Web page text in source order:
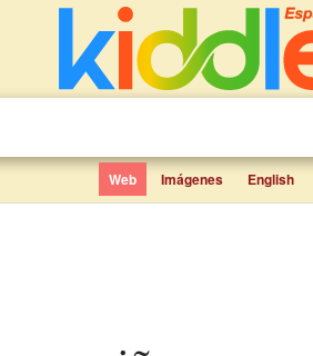
Web Imágenes English